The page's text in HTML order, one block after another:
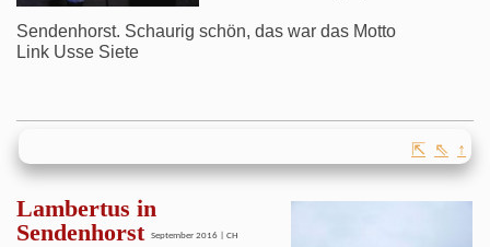
Sendenhorst. Schaurig schön, das war das Motto
Link Usse Siete
⇱ ⇖ ↑
Lambertus in
Sendenhorst
September 2016 | CH